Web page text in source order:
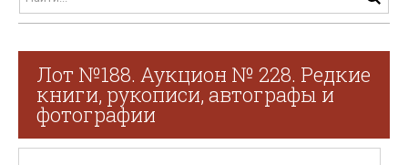
Лот №188. Аукцион № 228. Редкие
книги, рукописи, автографы и
фотографии